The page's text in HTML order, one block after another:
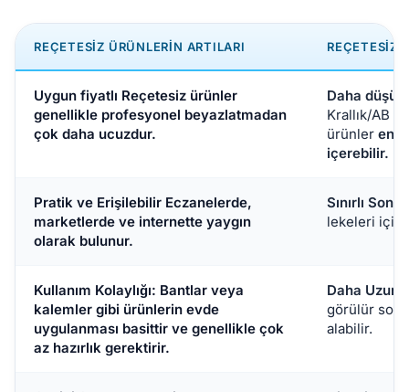
REÇETESIZ ÜRÜNLERIN ARTILARI REÇETESIZ
Uygun fiyatlı Reçetesiz ürünler
genellikle profesyonel beyazlatmadan
çok daha ucuzdur.
Daha
Krallık/AB
ürünler en
içerebilir.
Pratik ve Erişilebilir Eczanelerde,
marketlerde ve internette yaygın
olarak bulunur.
Sınırlı
lekeleri için
Kullanım Kolaylığı: Bantlar veya
kalemler gibi ürünlerin evde
uygulanması basittir ve genellikle çok
az hazırlık gerektirir.
Daha Uzun
görülür
alabilir.